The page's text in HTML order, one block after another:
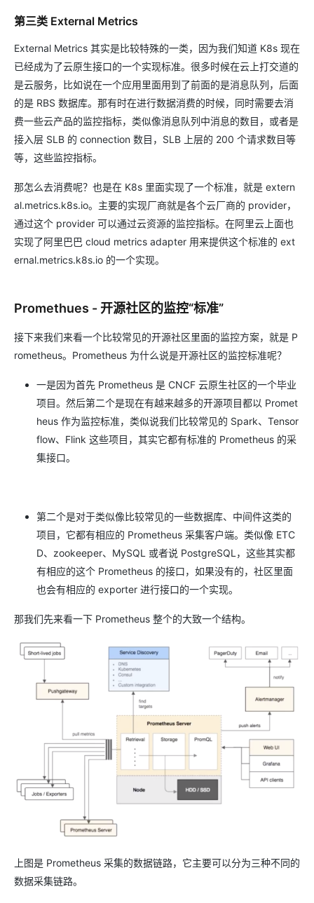
第三类 External Metrics
External Metrics 其实是比较特殊的一类，因为我们知道 K8s 现在
已经成为了云原生接口的一个实现标准。很多时候在云上打交道的
是云服务，比如说在一个应用里面用到了前面的是消息队列，后面
的是 RBS 数据库。那有时在进行数据消费的时候，同时需要去消
费一些云产品的监控指标，类似像消息队列中消息的数目，或者是
接入层 SLB 的 connection 数目，SLB 上层的 200 个请求数目等
等，这些监控指标。
那怎么去消费呢？也是在 K8s 里面实现了一个标准，就是 extern
al.metrics.k8s.io。主要的实现厂商就是各个云厂商的 provider，
通过这个 provider 可以通过云资源的监控指标。在阿里云上面也
实现了阿里巴巴 cloud metrics adapter 用来提供这个标准的 ext
ernal.metrics.k8s.io 的一个实现。
Promethues - 开源社区的监控“标准”
接下来我们来看一个比较常见的开源社区里面的监控方案，就是 P
rometheus。Prometheus 为什么说是开源社区的监控标准呢？
一是因为首先 Prometheus 是 CNCF 云原生社区的一个毕业
项目。然后第二个是现在有越来越多的开源项目都以 Promet
heus 作为监控标准，类似说我们比较常见的 Spark、Tensor
flow、Flink 这些项目，其实它都有标准的 Prometheus 的采
集接口。
第二个是对于类似像比较常见的一些数据库、中间件这类的
项目，它都有相应的 Prometheus 采集客户端。类似像 ETC
D、zookeeper、MySQL 或者说 PostgreSQL，这些其实都
有相应的这个 Prometheus 的接口，如果没有的，社区里面
也会有相应的 exporter 进行接口的一个实现。
那我们先来看一下 Prometheus 整个的大致一个结构。
上图是 Prometheus 采集的数据链路，它主要可以分为三种不同的
数据采集链路。